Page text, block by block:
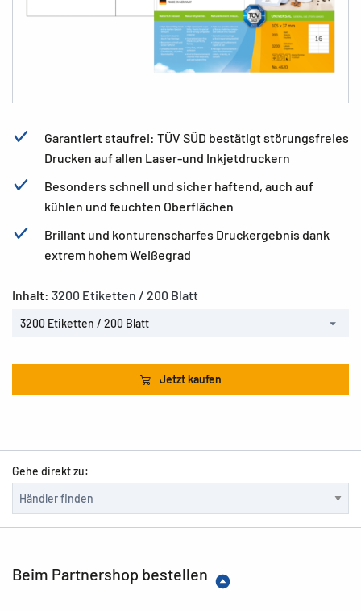
Garantiert staufrei: TÜV SÜD bestätigt störungsfreies
Drucken auf allen Laser-und Inkjetdruckern
Besonders schnell und sicher haftend, auch auf
kühlen und feuchten Oberflächen
Brillant und konturenscharfes Druckergebnis dank
extrem hohem Weißegrad
Inhalt: 3200 Etiketten / 200 Blatt
3200 Etiketten / 200 Blatt
Jetzt kaufen
Gehe direkt zu:
Beim Partnershop bestellen